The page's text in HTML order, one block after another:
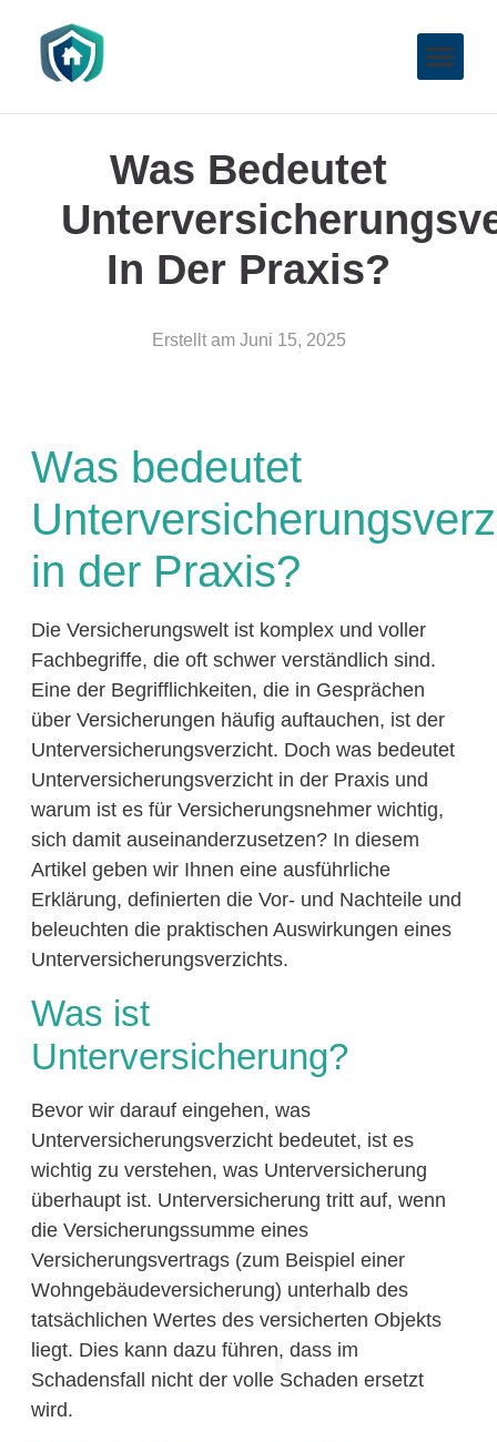
Was Bedeutet
In Der Praxis?
Erstellt am Juni 15, 2025
Was bedeutet
in der Praxis?
Die Versicherungswelt ist komplex und voller
Fachbegriffe, die oft schwer verständlich sind.
Eine der Begrifflichkeiten, die in Gesprächen
über Versicherungen häufig auftauchen, ist der
Unterversicherungsverzicht. Doch was bedeutet
Unterversicherungsverzicht in der Praxis und
warum ist es für Versicherungsnehmer wichtig,
sich damit auseinanderzusetzen? In diesem
Artikel geben wir Ihnen eine ausführliche
Erklärung, definierten die Vor- und Nachteile und
beleuchten die praktischen Auswirkungen eines
Unterversicherungsverzichts.
Was ist
Unterversicherung?
Bevor wir darauf eingehen, was
Unterversicherungsverzicht bedeutet, ist es
wichtig zu verstehen, was Unterversicherung
überhaupt ist. Unterversicherung tritt auf, wenn
die Versicherungssumme eines
Versicherungsvertrags (zum Beispiel einer
Wohngebäudeversicherung) unterhalb des
tatsächlichen Wertes des versicherten Objekts
liegt. Dies kann dazu führen, dass im
Schadensfall nicht der volle Schaden ersetzt
wird.